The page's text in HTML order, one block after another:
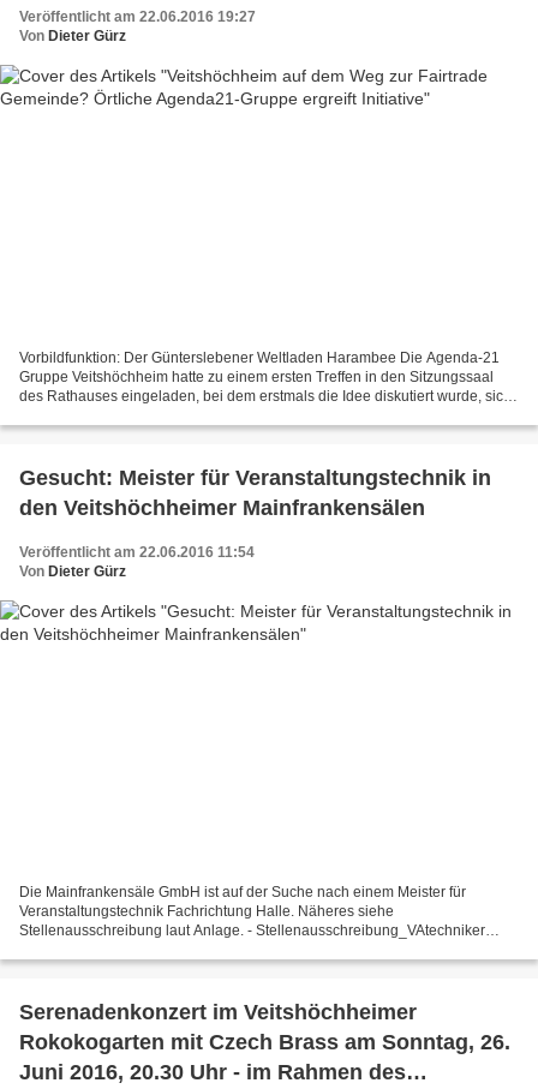
Veröffentlicht am 22.06.2016 19:27
Von Dieter Gürz
Vorbildfunktion: Der Günterslebener Weltladen Harambee Die Agenda-21
Gruppe Veitshöchheim hatte zu einem ersten Treffen in den Sitzungssaal
des Rathauses eingeladen, bei dem erstmals die Idee diskutiert wurde, sich
Gesucht: Meister für Veranstaltungstechnik in
den Veitshöchheimer Mainfrankensälen
Veröffentlicht am 22.06.2016 11:54
Von Dieter Gürz
Die Mainfrankensäle GmbH ist auf der Suche nach einem Meister für
Veranstaltungstechnik Fachrichtung Halle. Näheres siehe
Stellenausschreibung laut Anlage. - Stellenausschreibung_VAtechniker
Serenadenkonzert im Veitshöchheimer
Rokokogarten mit Czech Brass am Sonntag, 26.
Juni 2016, 20.30 Uhr - im Rahmen des